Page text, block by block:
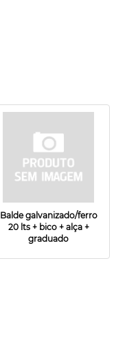
Balde galvanizado/ferro
20 lts + bico + alça +
graduado